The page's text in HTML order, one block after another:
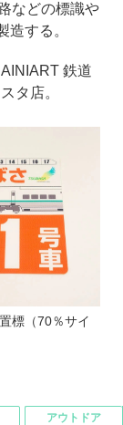
などの標識や
する。
鉄道
タ店。
標（70％サイ
アウトドア